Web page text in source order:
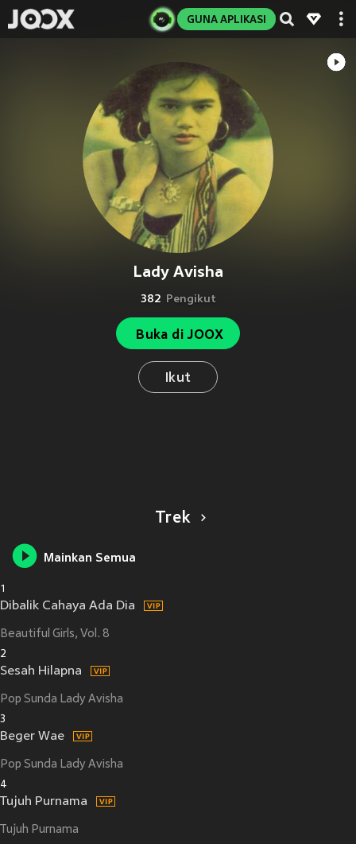
GUNA APLIKASI
Lady Avisha
382 Pengikut
Buka di JOOX
Ikut
Trek
Mainkan Semua
1
Dibalik Cahaya Ada Dia
Beautiful Girls, Vol. 8
2
Sesah Hilapna
Pop Sunda Lady Avisha
3
Beger Wae
Pop Sunda Lady Avisha
4
Tujuh Purnama
Tujuh Purnama